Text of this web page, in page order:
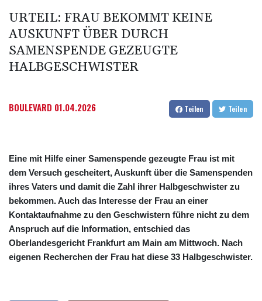
URTEIL: FRAU BEKOMMT KEINE
AUSKUNFT ÜBER DURCH
SAMENSPENDE GEZEUGTE
HALBGESCHWISTER
BOULEVARD 01.04.2026 Teilen Teilen
Eine mit Hilfe einer Samenspende gezeugte Frau ist mit
dem Versuch gescheitert, Auskunft über die Samenspenden
ihres Vaters und damit die Zahl ihrer Halbgeschwister zu
bekommen. Auch das Interesse der Frau an einer
Kontaktaufnahme zu den Geschwistern führe nicht zu dem
Anspruch auf die Information, entschied das
Oberlandesgericht Frankfurt am Main am Mittwoch. Nach
eigenen Recherchen der Frau hat diese 33 Halbgeschwister.